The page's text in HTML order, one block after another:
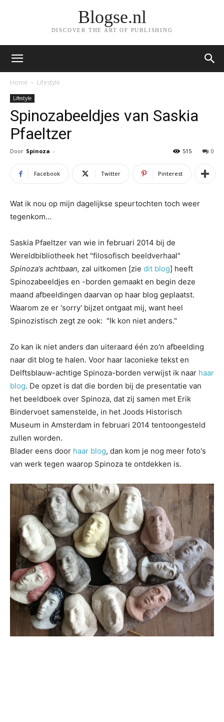
Blogse.nl
DISCOVER THE ART OF PUBLISHING
Home Lifestyle
Lifestyle
Spinozabeeldjes van Saskia
Pfaeltzer
Door Spinoza - 0
515
Facebook Twitter Pinterest
Wat ik nou op mijn dagelijkse speurtochten toch weer
tegenkom…
Saskia Pfaeltzer van wie in februari 2014 bij de
Wereldbibliotheek het "filosofisch beeldverhaal"
Spinoza’s achtbaan, zal uitkomen [zie dit blog] heeft
Spinozabeeldjes en -borden gemaakt en begin deze
maand afbeeldingen daarvan op haar blog geplaatst.
Waarom ze er 'sorry' bijzet ontgaat mij, want heel
Spinozistisch zegt ze ook: "Ik kon niet anders."
Zo kan ik niet anders dan uiteraard één zo'n afbeelding
naar dit blog te halen. Voor haar laconieke tekst en
Delftsblauw-achtige Spinoza-borden verwijst ik naar haar
blog. De opzet is dat die borden bij de presentatie van
het beeldboek over Spinoza, dat zij samen met Erik
Bindervoet samenstelde, in het Joods Historisch
Museum in Amsterdam in februari 2014 tentoongesteld
zullen worden.
Blader eens door haar blog, dan kom je nog meer foto's
van werk tegen waarop Spinoza te ontdekken is.